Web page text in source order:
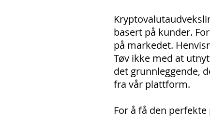
basert på kunder.
på markedet.
Tøv ikke med at
det grunnleggende,
fra vår plattform.
For å få den